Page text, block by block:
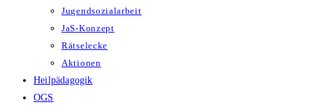
Jugendsozialarbeit
JaS-Konzept
Rätselecke
Aktionen
Heilpädagogik
OGS